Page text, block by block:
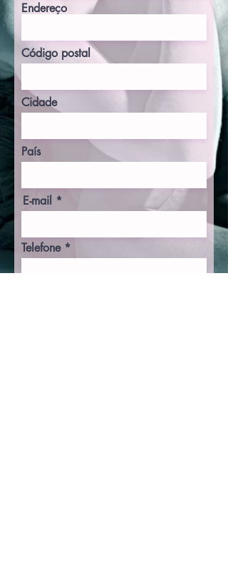
Endereço
Código postal
Cidade
País
E-mail
Telefone